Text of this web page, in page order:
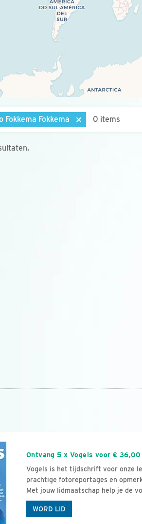
Fokkema Fokkema 0 items
Ontvang 5 x Vogels voor €
Vogels is het tijdschrift voor onze
prachtige fotoreportages en
Met jouw lidmaatschap help je de
WORD LID